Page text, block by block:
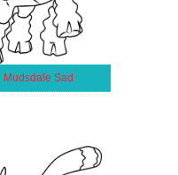
Mudsdale Sad